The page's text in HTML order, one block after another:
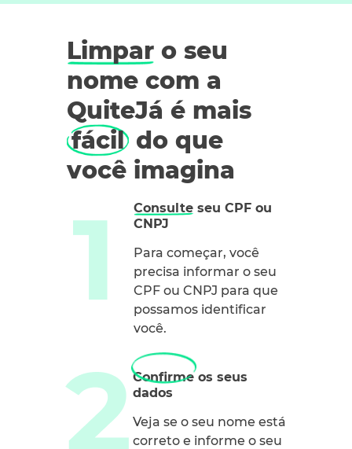
Limpar o seu
nome com a
QuiteJá é mais
fácil do que
você imagina
Consulte seu CPF ou
CNPJ
Para começar, você
precisa informar o seu
CPF ou CNPJ para que
possamos identificar
você.
Confirme os seus
dados
Veja se o seu nome está
correto e informe o seu